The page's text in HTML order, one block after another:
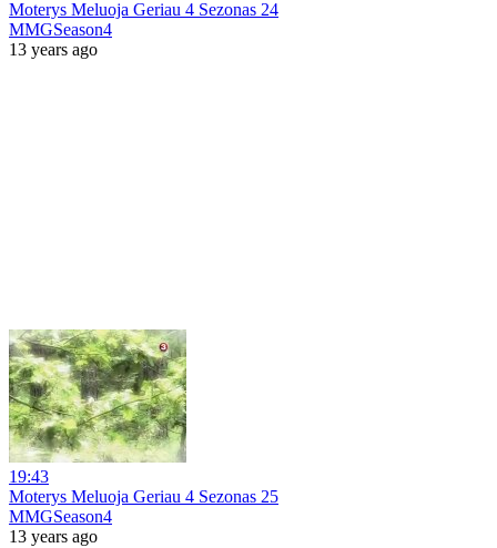
Moterys Meluoja Geriau 4 Sezonas 24
MMGSeason4
13 years ago
19:43
Moterys Meluoja Geriau 4 Sezonas 25
MMGSeason4
13 years ago